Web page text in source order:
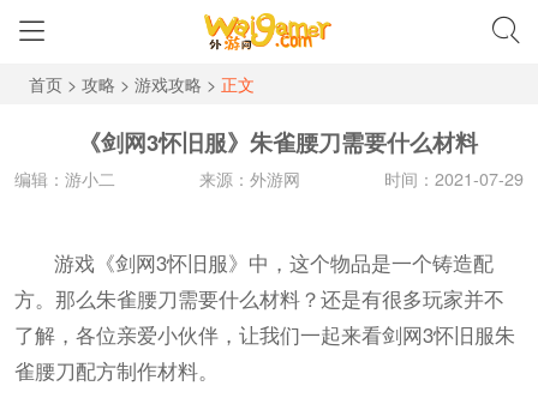
首页> 攻略 > 游戏攻略 > 正文
《剑网3怀旧服》朱雀腰刀需要什么材料
编辑：游小二 来源：外游网 时间：2021-07-29
游戏《剑网3怀旧服》中，这个物品是一个铸造配
方。那么朱雀腰刀需要什么材料？还是有很多玩家并不
了解，各位亲爱小伙伴，让我们一起来看剑网3怀旧服朱
雀腰刀配方制作材料。